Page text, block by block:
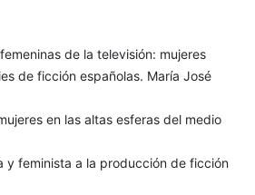
de la televisión: mujeres
de ficción españolas. María José
en las altas esferas del medio
y feminista a la producción de ficción